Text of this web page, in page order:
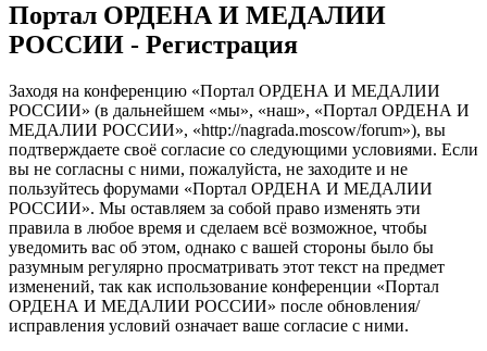
Портал ОРДЕНА И МЕДАЛИИ
РОССИИ - Регистрация
Заходя на конференцию «Портал ОРДЕНА И МЕДАЛИИ
РОССИИ» (в дальнейшем «мы», «наш», «Портал ОРДЕНА И
МЕДАЛИИ РОССИИ», «http://nagrada.moscow/forum»), вы
подтверждаете своё согласие со следующими условиями. Если
вы не согласны с ними, пожалуйста, не заходите и не
пользуйтесь форумами «Портал ОРДЕНА И МЕДАЛИИ
РОССИИ». Мы оставляем за собой право изменять эти
правила в любое время и сделаем всё возможное, чтобы
уведомить вас об этом, однако с вашей стороны было бы
разумным регулярно просматривать этот текст на предмет
изменений, так как использование конференции «Портал
ОРДЕНА И МЕДАЛИИ РОССИИ» после обновления/
исправления условий означает ваше согласие с ними.